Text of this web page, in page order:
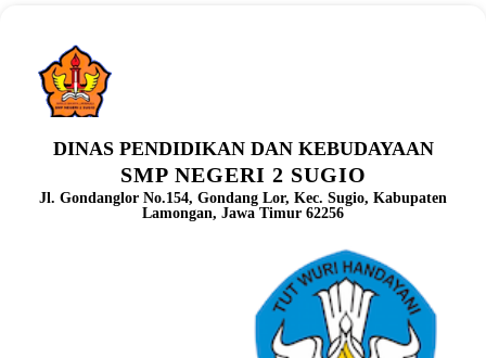
DINAS PENDIDIKAN DAN KEBUDAYAAN
SMP NEGERI 2 SUGIO
Jl. Gondanglor No.154, Gondang Lor, Kec. Sugio, Kabupaten
Lamongan, Jawa Timur 62256